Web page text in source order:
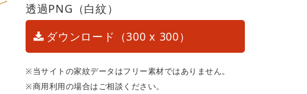
透過PNG（白紋）
ダウンロード（300 x 300）
※当サイトの家紋データはフリー素材ではありません。
※商用利用の場合はご相談ください。